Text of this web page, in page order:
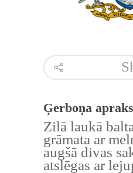
Ģerboņa
Zilā laukā
grāmata ar
augšā divas
atslēgas ar